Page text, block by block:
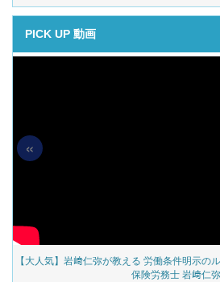
PICK UP 動画
【大人気】岩﨑仁弥が教える 労働条件明示の
保険労務士 岩﨑仁弥
«